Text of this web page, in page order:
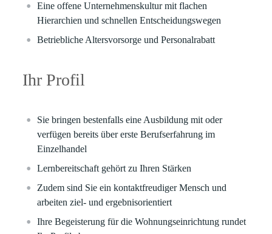
Eine offene Unternehmenskultur mit flachen
Hierarchien und schnellen Entscheidungswegen
Betriebliche Altersvorsorge und Personalrabatt
Ihr Profil
Sie bringen bestenfalls eine Ausbildung mit oder
verfügen bereits über erste Berufserfahrung im
Einzelhandel
Lernbereitschaft gehört zu Ihren Stärken
Zudem sind Sie ein kontaktfreudiger Mensch und
arbeiten ziel- und ergebnisorientiert
Ihre Begeisterung für die Wohnungseinrichtung rundet